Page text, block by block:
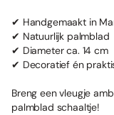
✔ Handgemaakt in
✔ Natuurlijk palmblad
✔ Diameter ca. 14 cm
✔ Decoratief én
Breng een vleugje
palmblad schaaltje!